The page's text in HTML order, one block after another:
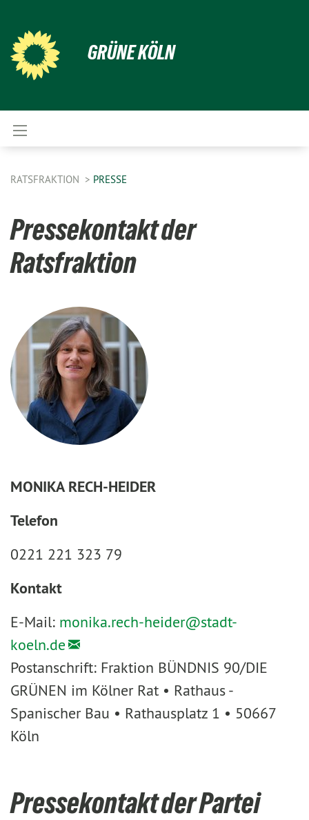
GRÜNE KÖLN
RATSFRAKTION PRESSE
Pressekontakt der
Ratsfraktion
MONIKA RECH-HEIDER
Telefon
0221 221 323 79
Kontakt
E-Mail: monika.rech-heider@stadt-
koeln.de
Postanschrift: Fraktion BÜNDNIS 90/DIE
GRÜNEN im Kölner Rat • Rathaus -
Spanischer Bau • Rathausplatz 1 • 50667
Köln
Pressekontakt der Partei